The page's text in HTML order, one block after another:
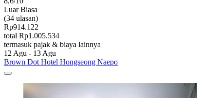
Luar Biasa
(34 ulasan)
Rp914.122
total Rp1.005.534
termasuk pajak & biaya lainnya
12 Agu - 13 Agu
Brown Dot Hotel Hongseong Naepo